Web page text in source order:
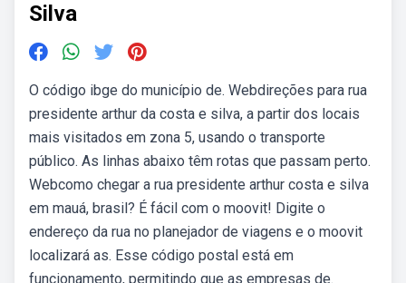
Silva
O código ibge do município de. Webdireções para rua
presidente arthur da costa e silva, a partir dos locais
mais visitados em zona 5, usando o transporte
público. As linhas abaixo têm rotas que passam perto.
Webcomo chegar a rua presidente arthur costa e silva
em mauá, brasil? É fácil com o moovit! Digite o
endereço da rua no planejador de viagens e o moovit
localizará as. Esse código postal está em
funcionamento, permitindo que as empresas de.